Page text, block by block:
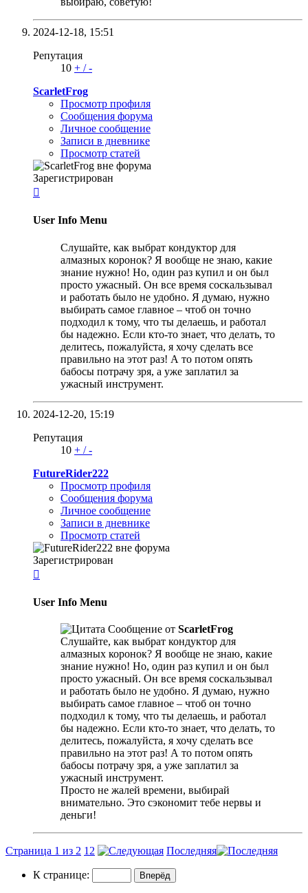
2024-12-18, 15:51
Репутация
10 + /-
ScarletFrog
Просмотр профиля
Сообщения форума
Личное сообщение
Записи в дневнике
Просмотр статей
Зарегистрирован

User Info Menu
Слушайте, как выбрат кондуктор для
алмазных коронок? Я вообще не знаю, какие
знание нужно! Но, один раз купил и он был
просто ужасный. Он все время соскальзывал
и работать было не удобно. Я думаю, нужно
выбирать самое главное – чтоб он точно
подходил к тому, что ты делаешь, и работал
бы надежно. Если кто-то знает, что делать, то
делитесь, пожалуйста, я хочу сделать все
правильно на этот раз! А то потом опять
бабосы потрачу зря, а уже заплатил за
ужасный инструмент.
2024-12-20, 15:19
Репутация
10 + /-
FutureRider222
Просмотр профиля
Сообщения форума
Личное сообщение
Записи в дневнике
Просмотр статей
Зарегистрирован

User Info Menu
Сообщение от ScarletFrog
Слушайте, как выбрат кондуктор для
алмазных коронок? Я вообще не знаю, какие
знание нужно! Но, один раз купил и он был
просто ужасный. Он все время соскальзывал
и работать было не удобно. Я думаю, нужно
выбирать самое главное – чтоб он точно
подходил к тому, что ты делаешь, и работал
бы надежно. Если кто-то знает, что делать, то
делитесь, пожалуйста, я хочу сделать все
правильно на этот раз! А то потом опять
бабосы потрачу зря, а уже заплатил за
ужасный инструмент.
Просто не жалей времени, выбирай
внимательно. Это сэкономит тебе нервы и
деньги!
Страница 1 из 2 1 2 Последняя
К странице: